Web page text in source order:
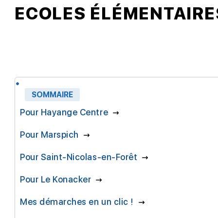
ECOLES
SOMMAIRE
Pour Hayange Centre
Pour Marspich
Pour Saint-Nicolas-en-Forêt
Pour Le Konacker
Mes démarches en un clic !